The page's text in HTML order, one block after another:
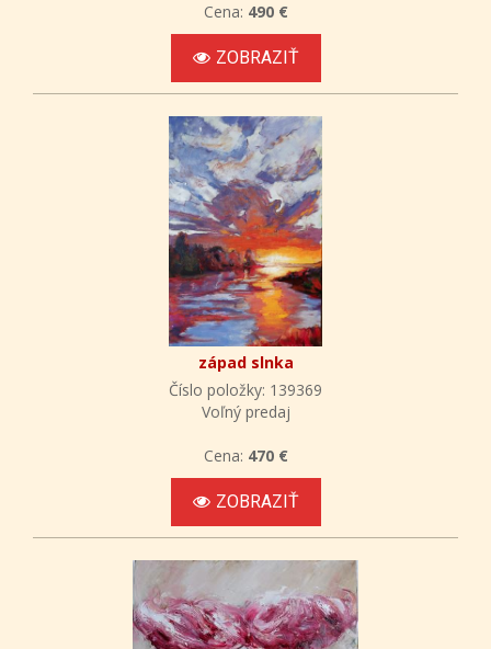
Cena: 490 €
ZOBRAZIŤ
západ slnka
Číslo položky: 139369
Voľný predaj
Cena: 470 €
ZOBRAZIŤ